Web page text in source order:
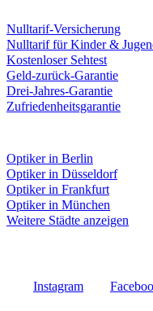
Nulltarif-Versicherung
Nulltarif für Kinder &
Kostenloser Sehtest
Geld-zurück-Garantie
Drei-Jahres-Garantie
Zufriedenheitsgarantie
Optiker in Berlin
Optiker in Düsseldorf
Optiker in Frankfurt
Optiker in München
Weitere Städte anzeigen
Instagram